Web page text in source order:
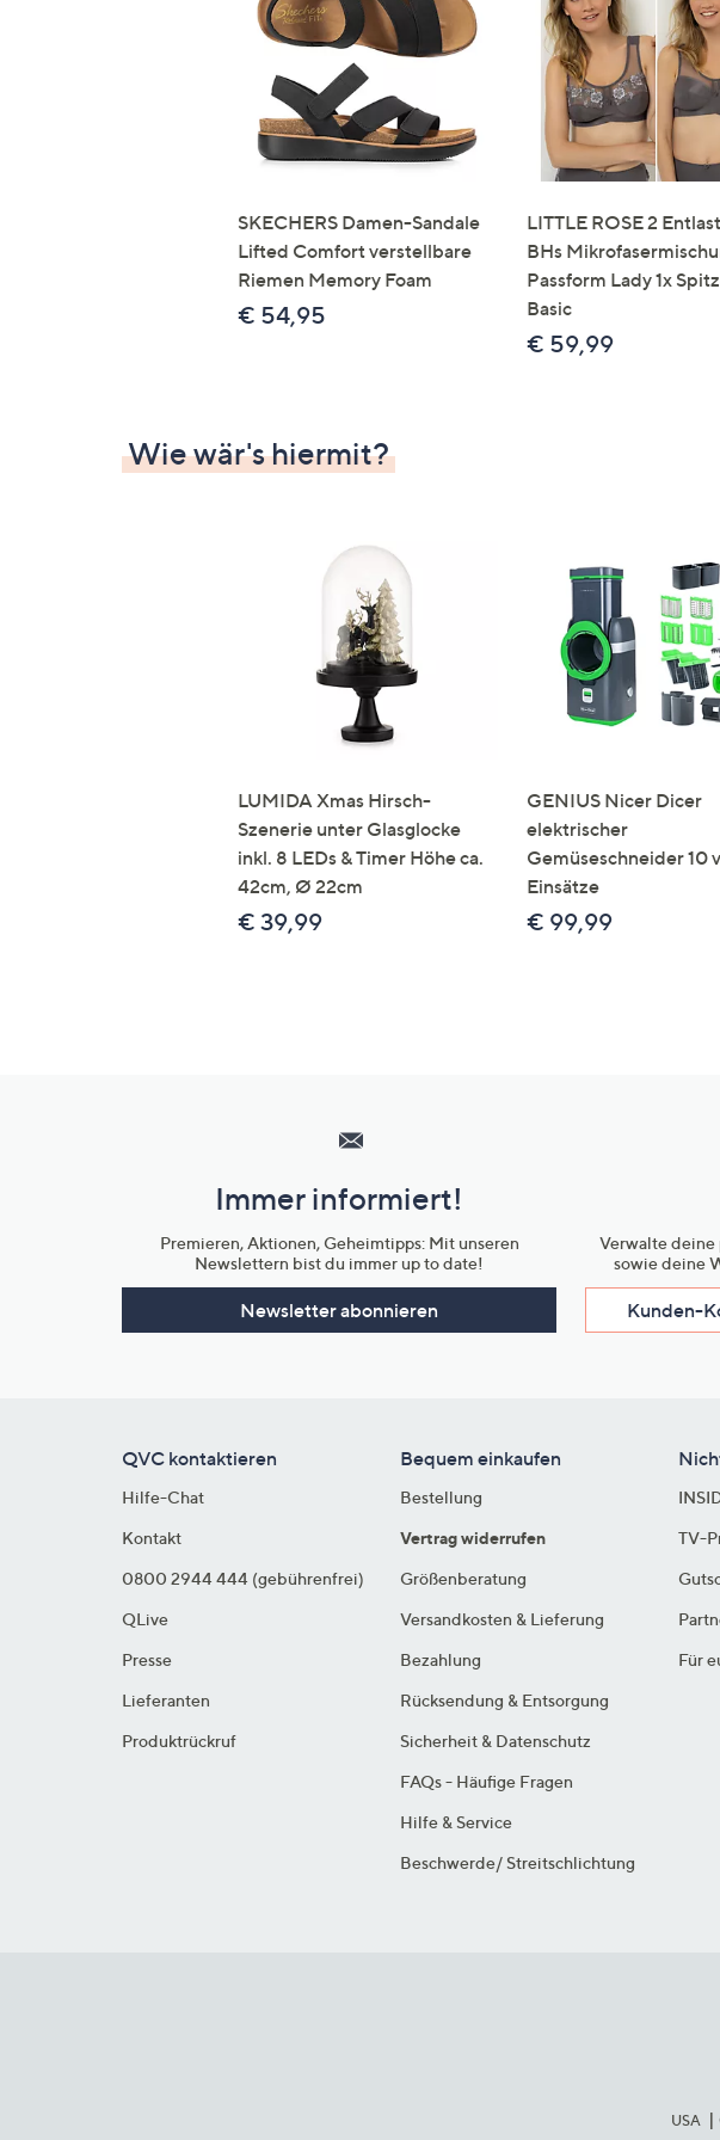
Touch-
Geräten
nach
links
bzw.
rechts,
um
diese
anzuzeigen.
SKECHERS Damen-Sandale
Lifted Comfort verstellbare
Riemen Memory Foam
€ 54,95
LITTLE ROSE 2
BHs
Passform Lady 1x
Basic
€ 59,99
Wie wär's hiermit?
LUMIDA Xmas Hirsch-
Szenerie unter Glasglocke
inkl. 8 LEDs & Timer Höhe ca.
42cm, Ø 22cm
€ 39,99
GENIUS Nicer Dicer
elektrischer
Gemüseschneider 10
Einsätze
€ 99,99
Unternehmensinformationen
Immer informiert!
Premieren, Aktionen, Geheimtipps: Mit unseren
Newslettern bist du immer up to date!
Newsletter abonnieren
Verwalte deine
sowie deine
Kunden-
QVC kontaktieren
Hilfe-Chat
Kontakt
0800 2944 444 (gebührenfrei)
QLive
Presse
Lieferanten
Produktrückruf
Bequem einkaufen
Bestellung
Vertrag widerrufen
Größenberatung
Versandkosten & Lieferung
Bezahlung
Rücksendung & Entsorgung
Sicherheit & Datenschutz
FAQs - Häufige Fragen
Hilfe & Service
Beschwerde/ Streitschlichtung
TV-
Für
USA